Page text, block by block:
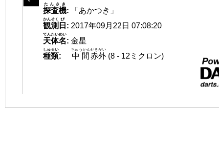
探査機
たんさき
:
「あかつき」
観測
かんそく
日
び
: 2017年09月22日 07:08:20
天体名
てんたいめい
: 金星
種類
しゅるい
: 中間
ちゅうかん
赤外
せきがい
(8 - 12ミクロン)